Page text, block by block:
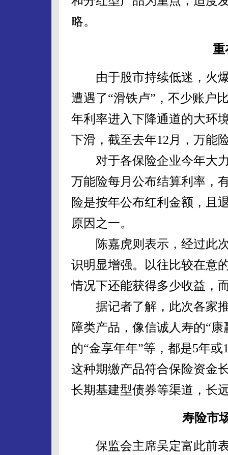
略。
重
由于股市持续低迷，火爆
遭遇了“滑铁卢”，不少账户
年利率进入下降通道的大环
下滑，截至去年12月，万能
对于各保险企业今年大力
万能险每月公布结算利率，
险是按年公布红利金额，且
原因之一。
陈嘉虎则表示，经过此次
识明显增强。以往比较在意
情况下还能获得多少收益，
据记者了解，此次各家推
障类产品，像信诚人寿的“
的“金享年年”等，都是5年
这种期缴产品符合保险资金
长期基建型债券等渠道，长
寿险市
保监会主席吴定富此前表